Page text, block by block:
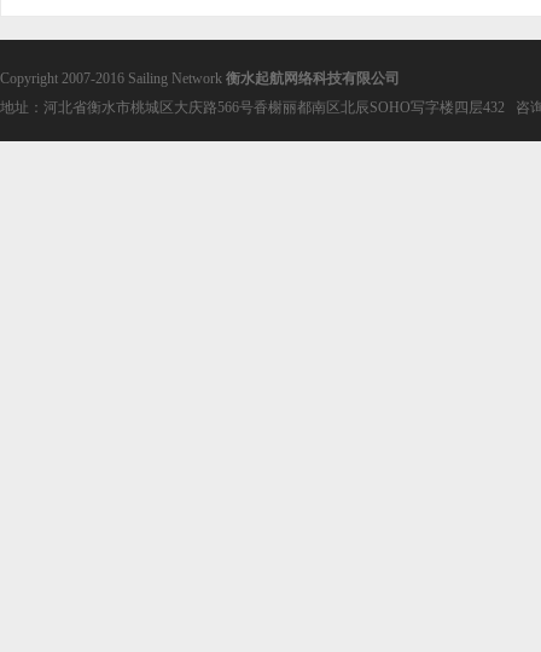
Copyright 2007-2016 Sailing Network 衡水起航网络科技有限公司
地址：河北省衡水市桃城区大庆路566号香榭丽都南区北辰SOHO写字楼四层432